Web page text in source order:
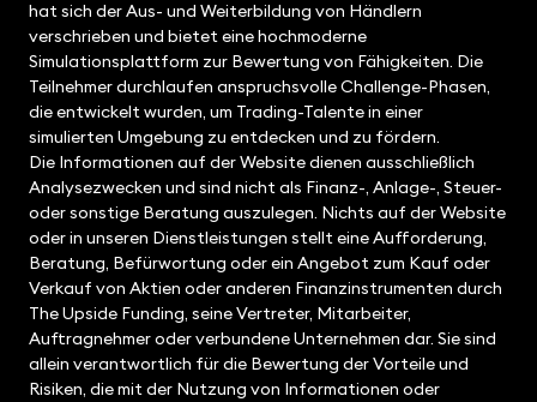
hat sich der Aus- und Weiterbildung von Händlern
verschrieben und bietet eine hochmoderne
Simulationsplattform zur Bewertung von Fähigkeiten. Die
Teilnehmer durchlaufen anspruchsvolle Challenge-Phasen,
die entwickelt wurden, um Trading-Talente in einer
simulierten Umgebung zu entdecken und zu fördern.
Die Informationen auf der Website dienen ausschließlich
Analysezwecken und sind nicht als Finanz-, Anlage-, Steuer-
oder sonstige Beratung auszulegen. Nichts auf der Website
oder in unseren Dienstleistungen stellt eine Aufforderung,
Beratung, Befürwortung oder ein Angebot zum Kauf oder
Verkauf von Aktien oder anderen Finanzinstrumenten durch
The Upside Funding, seine Vertreter, Mitarbeiter,
Auftragnehmer oder verbundene Unternehmen dar. Sie sind
allein verantwortlich für die Bewertung der Vorteile und
Risiken, die mit der Nutzung von Informationen oder